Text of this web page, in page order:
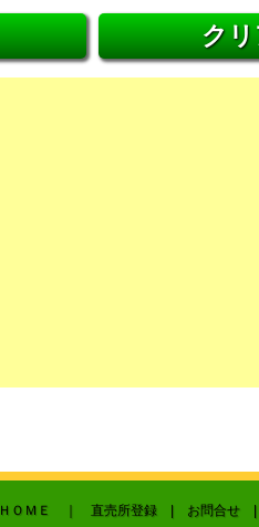
ＨＯＭＥ ｜ 直売所登録 | お問合せ|